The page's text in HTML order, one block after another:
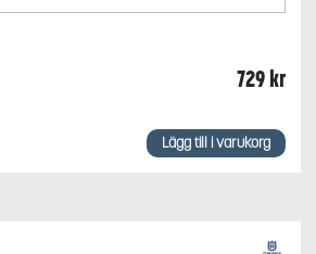
729kr
Lägg till i varukorg